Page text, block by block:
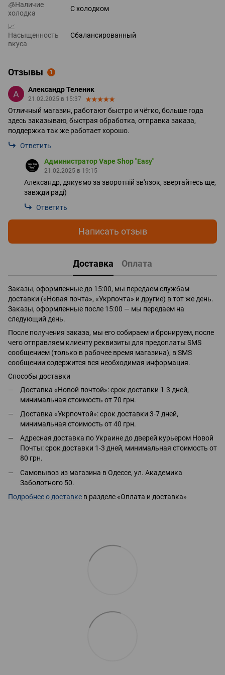
🧊Наличие
холодка
С холодком
📈
Насыщенность
вкуса
Сбалансированный
Отзывы 1
Александр Теленик
21.02.2025 в 15:37
Отличный магазин, работают быстро и чётко, больше года
здесь заказываю, быстрая обработка, отправка заказа,
поддержка так же работает хорошо.
Ответить
Администратор Vape Shop "Easy"
21.02.2025 в 19:15
Александр, дякуємо за зворотній зв'язок, звертайтесь ще,
завжди раді)
Ответить
Написать отзыв
Доставка Оплата
Заказы, оформленные до 15:00, мы передаем службам
доставки («Новая почта», «Укрпочта» и другие) в тот же день.
Заказы, оформленные после 15:00 — мы передаем на
следующий день.
После получения заказа, мы его собираем и бронируем, после
чего отправляем клиенту реквизиты для предоплаты SMS
сообщением (только в рабочее время магазина), в SMS
сообщении содержится вся необходимая информация.
Способы доставки
Доставка «Новой почтой»: срок доставки 1-3 дней,
минимальная стоимость от 70 грн.
Доставка «Укрпочтой»: срок доставки 3-7 дней,
минимальная стоимость от 40 грн.
Адресная доставка по Украине до дверей курьером Новой
Почты: срок доставки 1-3 дней, минимальная стоимость от
80 грн.
Самовывоз из магазина в Одессе, ул. Академика
Заболотного 50.
Подробнее о доставке в разделе «Оплата и доставка»